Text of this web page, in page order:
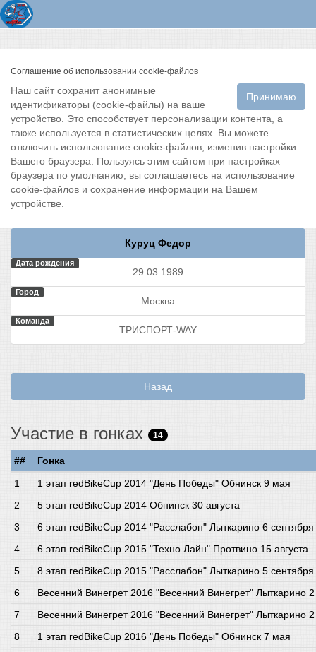
Соглашение об использовании cookie-файлов
Принимаю
Наш сайт сохранит анонимные
идентификаторы (cookie-файлы) на ваше
устройство. Это способствует персонализации контента, а
также используется в статистических целях. Вы можете
отключить использование cookie-файлов, изменив настройки
Вашего браузера. Пользуясь этим сайтом при настройках
браузера по умолчанию, вы соглашаетесь на использование
cookie-файлов и сохранение информации на Вашем
устройстве.
Куруц Федор
Дата рождения
29.03.1989
Город
Москва
Команда
ТРИСПОРТ-WAY
Назад
Участие в гонках 14
##
Гонка
1 этап redBikeCup 2014 "День Победы" Обнинск 9 мая
5 этап redBikeCup 2014 Обнинск 30 августа
6 этап redBikeCup 2014 "Расслабон" Лыткарино 6 сентября
6 этап redBikeCup 2015 "Техно Лайн" Протвино 15 августа
8 этап redBikeCup 2015 "Расслабон" Лыткарино 5 сентября
Весенний Винегрет 2016 "Весенний Винегрет" Лыткарино
Весенний Винегрет 2016 "Весенний Винегрет" Лыткарино
1 этап redBikeCup 2016 "День Победы" Обнинск 7 мая